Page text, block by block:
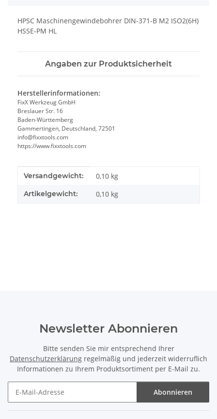
HPSC Maschinengewindebohrer DIN-371-B M2 ISO2(6H)
HSSE-PM HL
Angaben zur Produktsicherheit
Herstellerinformationen:
FixX Werkzeug GmbH
Breslauer Str. 16
Baden-Württemberg
Gammertingen, Deutschland, 72501
info@fixxtools.com
https://www.fixxtools.com
Produkteigenschaft
Wert
Versandgewicht: 0,10 kg
Artikelgewicht: 0,10 kg
Newsletter Abonnieren
Bitte senden Sie mir entsprechend Ihrer
Datenschutzerklärung regelmäßig und jederzeit widerruflich
Informationen zu Ihrem Produktsortiment per E-Mail zu.
Abonnieren